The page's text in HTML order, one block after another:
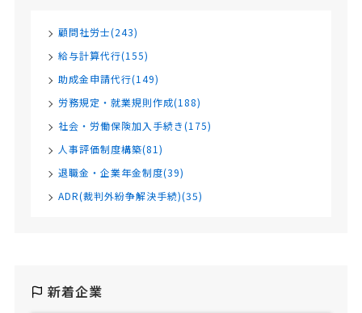
顧問社労士(243)
給与計算代行(155)
助成金申請代行(149)
労務規定・就業規則作成(188)
社会・労働保険加入手続き(175)
人事評価制度構築(81)
退職金・企業年金制度(39)
ADR(裁判外紛争解決手続)(35)
新着企業